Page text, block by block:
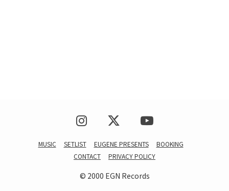
MUSIC SETLIST EUGENE PRESENTS
BOOKING
CONTACT
PRIVACY POLICY
© 2000 EGN Records